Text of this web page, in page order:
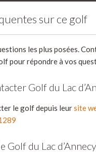
sur ce golf
les plus posées.
pour répondre à vos
Golf du Lac
le golf depuis leursite
Golf du Lac